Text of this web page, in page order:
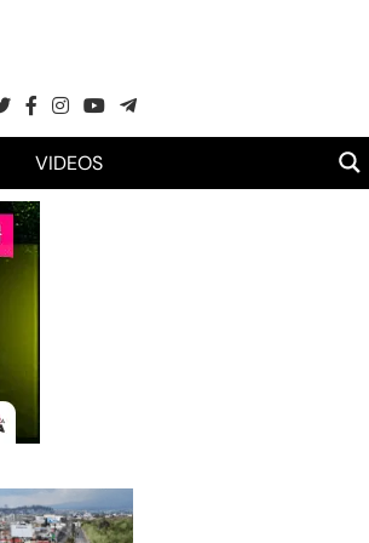
VIDEOS